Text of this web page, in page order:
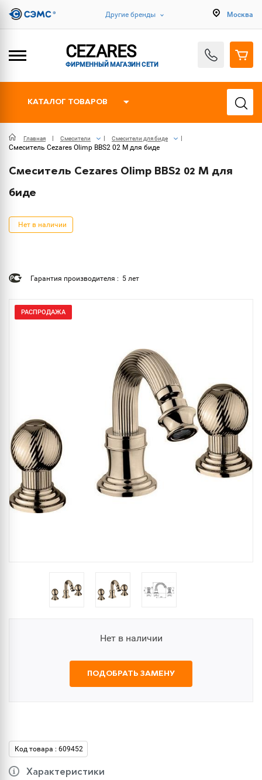
Другие бренды Москва
CEZARES
ФИРМЕННЫЙ МАГАЗИН СЕТИ
КАТАЛОГ ТОВАРОВ
Главная Смесители Смесители для биде
Смеситель Cezares Olimp BBS2 02 M для биде
Смеситель Cezares Olimp BBS2 02 M для
биде
Нет в наличии
Гарантия производителя : 5 лет
РАСПРОДАЖА
Нет в наличии
ПОДОБРАТЬ ЗАМЕНУ
Код товара : 609452
Характеристики